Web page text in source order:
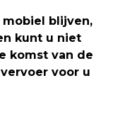
mobiel blijven,
kunt u niet
komst van de
voor u